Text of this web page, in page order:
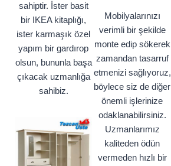
sahiptir. İster basit
bir IKEA kitaplığı,
ister karmaşık özel
yapım bir gardırop
olsun, bununla başa
çıkacak uzmanlığa
sahibiz.
Mobilyalarınızı
verimli bir şekilde
monte edip sökerek
zamandan tasarruf
etmenizi sağlıyoruz,
böylece siz de diğer
önemli işlerinize
odaklanabilirsiniz.
Uzmanlarımız
kaliteden ödün
vermeden hızlı bir